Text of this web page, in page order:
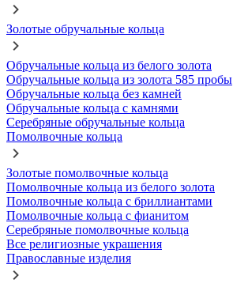
Золотые обручальные кольца
Обручальные кольца из белого золота
Обручальные кольца из золота 585 пробы
Обручальные кольца без камней
Обручальные кольца с камнями
Серебряные обручальные кольца
Помолвочные кольца
Золотые помолвочные кольца
Помолвочные кольца из белого золота
Помолвочные кольца с бриллиантами
Помолвочные кольца с фианитом
Серебряные помолвочные кольца
Все религиозные украшения
Православные изделия